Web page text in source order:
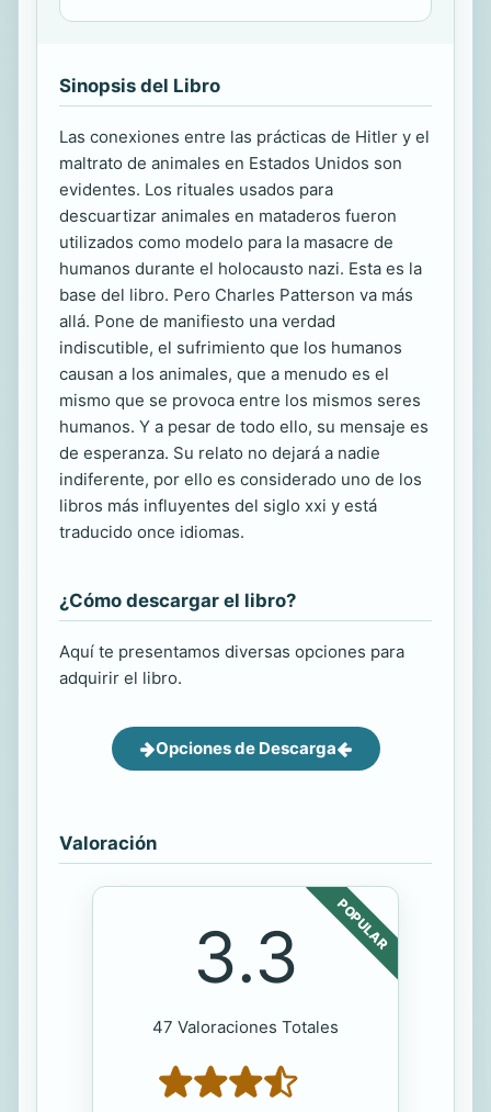
Sinopsis del Libro
Las conexiones entre las prácticas de Hitler y el
maltrato de animales en Estados Unidos son
evidentes. Los rituales usados para
descuartizar animales en mataderos fueron
utilizados como modelo para la masacre de
humanos durante el holocausto nazi. Esta es la
base del libro. Pero Charles Patterson va más
allá. Pone de manifiesto una verdad
indiscutible, el sufrimiento que los humanos
causan a los animales, que a menudo es el
mismo que se provoca entre los mismos seres
humanos. Y a pesar de todo ello, su mensaje es
de esperanza. Su relato no dejará a nadie
indiferente, por ello es considerado uno de los
libros más influyentes del siglo xxi y está
traducido once idiomas.
¿Cómo descargar el libro?
Aquí te presentamos diversas opciones para
adquirir el libro.
Opciones de Descarga
Valoración
POPULAR
3.3
47 Valoraciones Totales